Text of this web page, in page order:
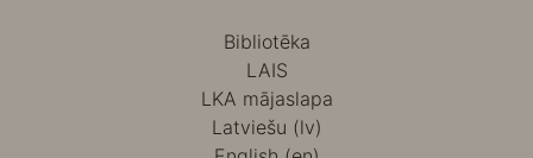
Bibliotēka
LAIS
LKA mājaslapa
Latviešu ‎(lv)‎